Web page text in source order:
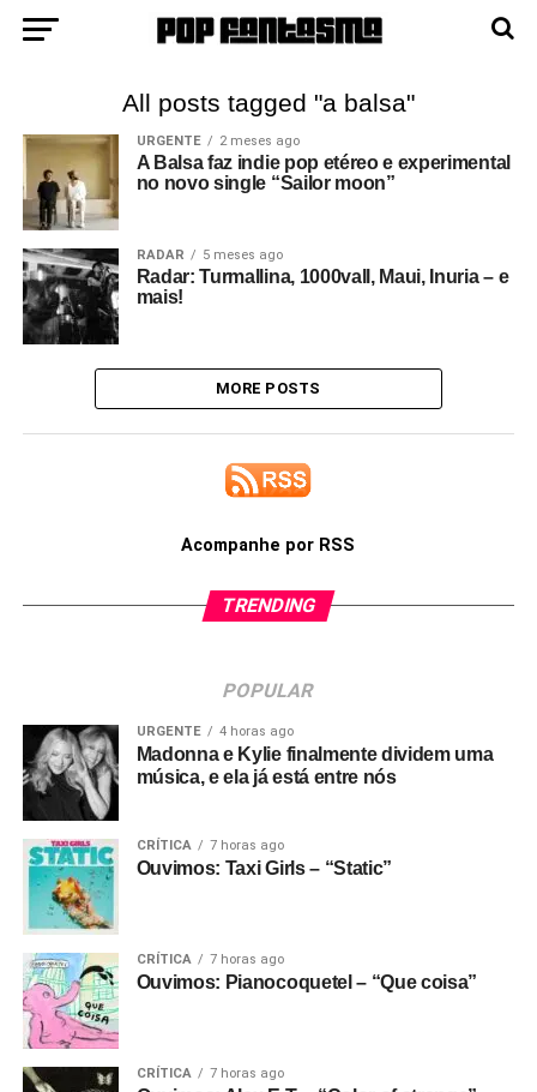
All posts tagged "a balsa"
URGENTE 2 meses ago
A Balsa faz indie pop etéreo e experimental
no novo single “Sailor moon”
RADAR 5 meses ago
Radar: Turmallina, 1000vall, Maui, Inuria – e
mais!
MORE POSTS
Acompanhe por RSS
TRENDING
POPULAR
URGENTE 4 horas ago
Madonna e Kylie finalmente dividem uma
música, e ela já está entre nós
CRÍTICA 7 horas ago
Ouvimos: Taxi Girls – “Static”
CRÍTICA 7 horas ago
Ouvimos: Pianocoquetel – “Que coisa”
CRÍTICA 7 horas ago